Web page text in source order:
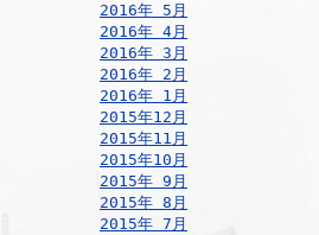
2016年 5月
2016年 4月
2016年 3月
2016年 2月
2016年 1月
2015年12月
2015年11月
2015年10月
2015年 9月
2015年 8月
2015年 7月